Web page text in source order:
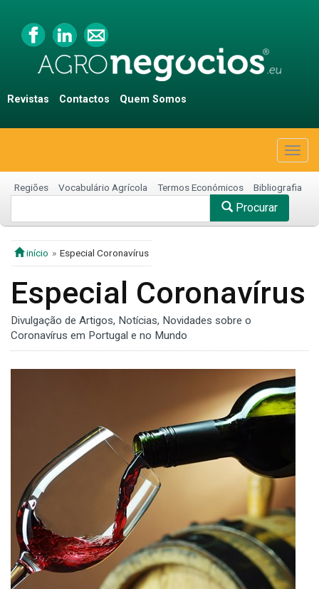
Revistas Contactos Quem Somos
Regiões Vocabulário Agrícola Termos Económicos Bibliografia
Procurar
início Especial Coronavírus
Especial Coronavírus
Divulgação de Artigos, Notícias, Novidades sobre o
Coronavírus em Portugal e no Mundo